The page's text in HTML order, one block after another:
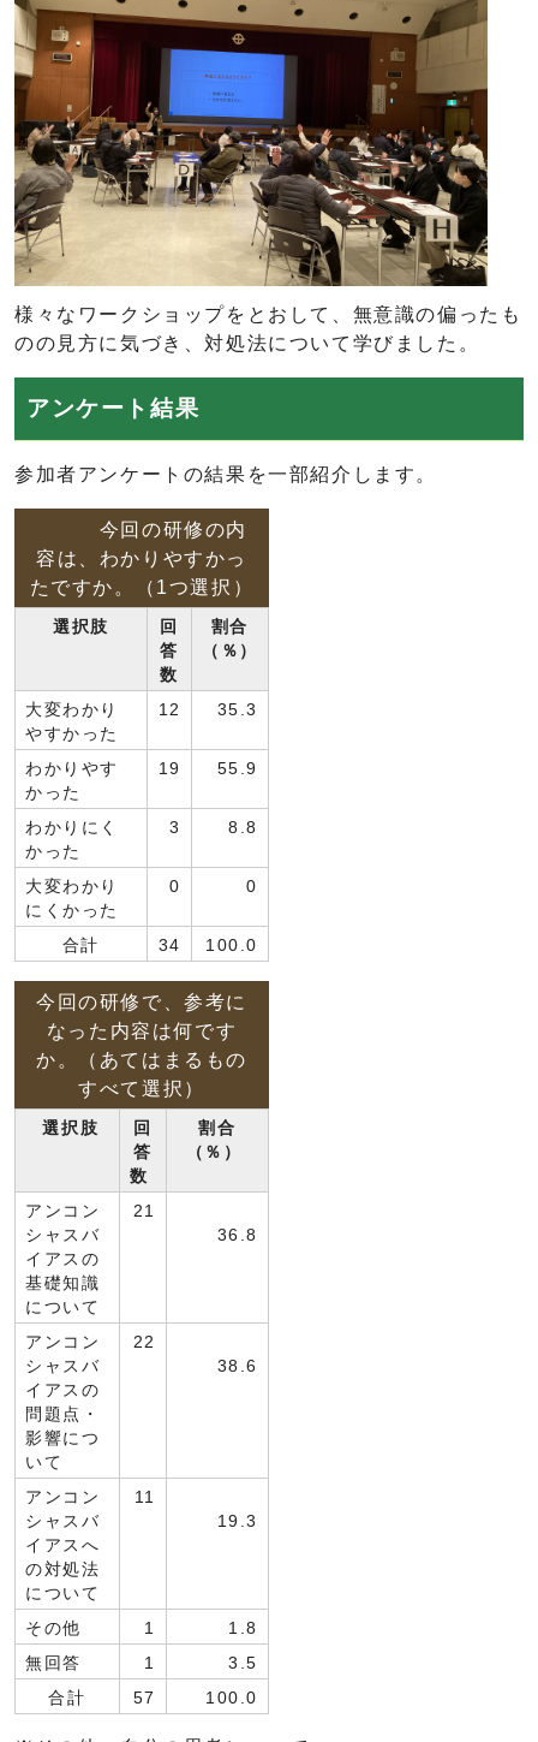
様々なワークショップをとおして、無意識の偏ったも
のの見方に気づき、対処法について学びました。
アンケート結果
参加者アンケートの結果を一部紹介します。
今回の研修の内
容は、わかりやすかっ
たですか。（1つ選択）
選択肢
回
答
数
割合
（％）
大変わかり
やすかった
12 35.3
わかりやす
かった
19 55.9
わかりにく
かった
3 8.8
大変わかり
にくかった
0 0
合計 34 100.0
今回の研修で、参考に
なった内容は何です
か。（あてはまるもの
すべて選択）
選択肢
回
答
数
割合
（％）
アンコン
シャスバ
イアスの
基礎知識
について
21
36.8
アンコン
シャスバ
イアスの
問題点・
影響につ
いて
22
38.6
アンコン
シャスバ
イアスへ
の対処法
について
11
19.3
その他 1
1.8
無回答
1
3.5
合計
57 100.0